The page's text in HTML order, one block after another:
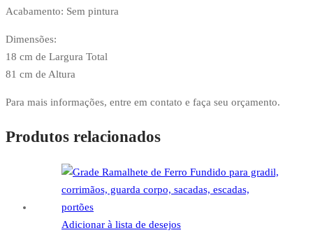
Acabamento: Sem pintura
Dimensões:
18 cm de Largura Total
81 cm de Altura
Para mais informações, entre em contato e faça seu orçamento.
Produtos relacionados
Adicionar à lista de desejos